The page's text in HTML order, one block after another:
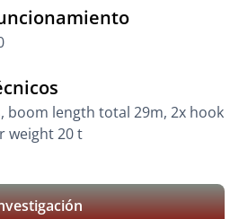
boom length total 29m, 2x hook
weight 20 t